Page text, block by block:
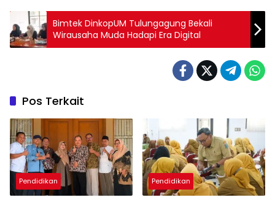
Bimtek DinkopUM Tulungagung Bekali
Wirausaha Muda Hadapi Era Digital
Pos Terkait
Pendidikan Pendidikan